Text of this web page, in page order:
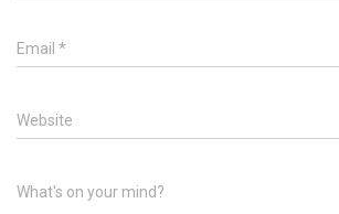
Email *
Website
What's on your mind?